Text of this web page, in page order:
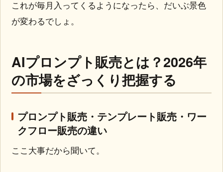
これが毎月入ってくるようになったら、だいぶ景色
が変わるでしょ。
AIプロンプト販売とは？2026年
の市場をざっくり把握する
プロンプト販売・テンプレート販売・ワー
クフロー販売の違い
ここ大事だから聞いて。